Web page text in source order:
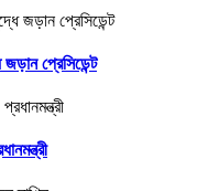
প্রেসিডেন্ট